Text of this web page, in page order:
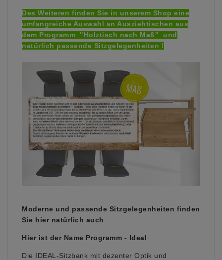
Des Weiteren finden Sie in unserem Shop eine
umfangreiche Auswahl an Ausziehtischen aus
dem Programm "Holztisch nach Maß" und
natürlich passende Sitzgelegenheiten !
Moderne und passende Sitzgelegenheiten finden
Sie hier natürlich auch
Hier ist der Name Programm - Ideal
Die IDEAL-Sitzbank mit dezenter Optik und